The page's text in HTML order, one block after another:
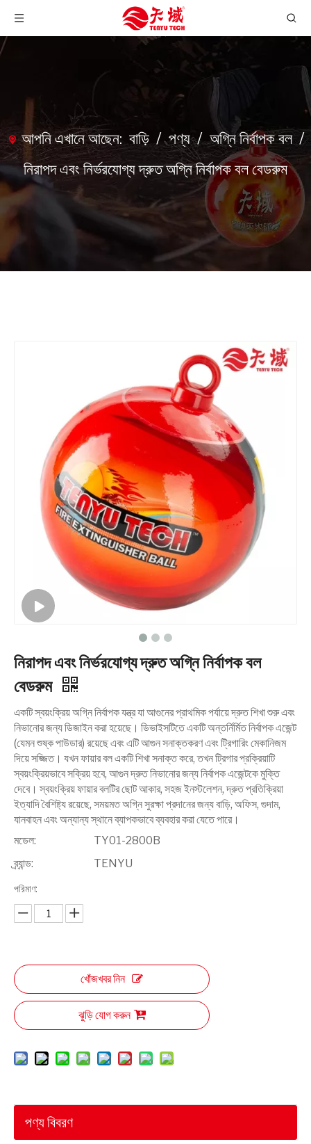
আপনি এখানে আছেন: বাড়ি / পণ্য / অগ্নি নির্বাপক বল /
নিরাপদ এবং নির্ভরযোগ্য দ্রুত অগ্নি নির্বাপক বল বেডরুম
নিরাপদ এবং নির্ভরযোগ্য দ্রুত অগ্নি নির্বাপক বল
বেডরুম
একটি স্বয়ংক্রিয় অগ্নি নির্বাপক যন্ত্র যা আগুনের প্রাথমিক পর্যায়ে দ্রুত শিখা শুরু এবং
নিভানোর জন্য ডিজাইন করা হয়েছে। ডিভাইসটিতে একটি অন্তর্নির্মিত নির্বাপক এজেন্ট
(যেমন শুষ্ক পাউডার) রয়েছে এবং এটি আগুন সনাক্তকরণ এবং ট্রিগারিং মেকানিজম
দিয়ে সজ্জিত। যখন ফায়ার বল একটি শিখা সনাক্ত করে, তখন ট্রিগার প্রক্রিয়াটি
স্বয়ংক্রিয়ভাবে সক্রিয় হবে, আগুন দ্রুত নিভানোর জন্য নির্বাপক এজেন্টকে মুক্তি
দেবে। স্বয়ংক্রিয় ফায়ার বলটির ছোট আকার, সহজ ইনস্টলেশন, দ্রুত প্রতিক্রিয়া
ইত্যাদি বৈশিষ্ট্য রয়েছে, সময়মত অগ্নি সুরক্ষা প্রদানের জন্য বাড়ি, অফিস, গুদাম,
যানবাহন এবং অন্যান্য স্থানে ব্যাপকভাবে ব্যবহার করা যেতে পারে।
মডেল:
TY01-2800B
ব্র্যান্ড:
TENYU
পরিমাণ:
খোঁজখবর নিন
ঝুড়ি যোগ করুন
পণ্য বিবরণ